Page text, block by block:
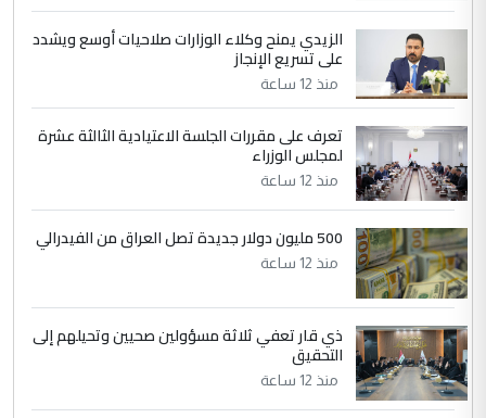
5 حيدر عاشور
التعليق : تحياتي لك استاذ حامدتركان. كلام
دقيق ومسؤول؛ فالاستثمار الحقيقي للإنسان
الموضوع :
بين الإهمال واغتصاب الأرض.. بلاد
الرافدين تعاني الجفاف والتصحر!!
الزيدي يمنح وكلاء الوزارات صلاحيات أوسع ويشدد
على تسريع الإنجاز
منذ 12 ساعة
تعرف على مقررات الجلسة الاعتيادية الثالثة عشرة
لمجلس الوزراء
منذ 12 ساعة
500 مليون دولار جديدة تصل العراق من الفيدرالي
منذ 12 ساعة
ذي قار تعفي ثلاثة مسؤولين صحيين وتحيلهم إلى
التحقيق
منذ 12 ساعة